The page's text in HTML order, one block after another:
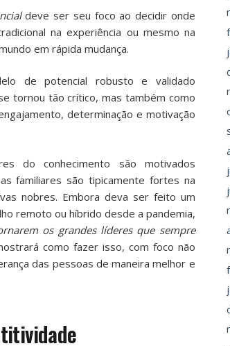
deve ser seu foco ao decidir onde
na experiência ou mesmo na
em rápida mudança.
de potencial robusto e validado
tornou tão crítico, mas também como
determinação e motivação
do conhecimento são motivados
familiares são tipicamente fortes na
nobres. Embora deva ser feito um
remoto ou híbrido desde a pandemia,
os grandes líderes que sempre
como fazer isso, com foco não
das pessoas de maneira melhor e